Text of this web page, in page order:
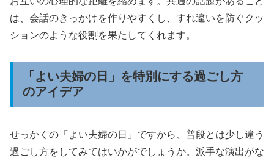
は、会話のきっかけを作りやすくし、すれ違いを防ぐクッ
ションのような役割を果たしてくれます。
「よい夫婦の日」を特別にする過ごし方
のアイデア
せっかくの「よい夫婦の日」ですから、普段とは少し違う
過ごし方をしてみてはいかがでしょうか。派手な演出がな